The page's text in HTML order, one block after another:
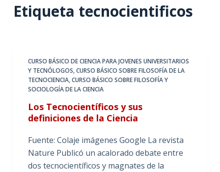
Etiqueta tecnocientificos
CURSO BÁSICO DE CIENCIA PARA JOVENES UNIVERSITARIOS
Y TECNÓLOGOS,CURSO BÁSICO SOBRE FILOSOFÍA DE LA
TECNOCIENCIA,CURSO BÁSICO SOBRE FILOSOFÍA Y
SOCIOLOGÍA DE LA CIENCIA
Los Tecnocientíficos y sus
definiciones de la Ciencia
Fuente: Colaje imágenes Google La revista
Nature Publicó un acalorado debate entre
dos tecnocientíficos y magnates de la